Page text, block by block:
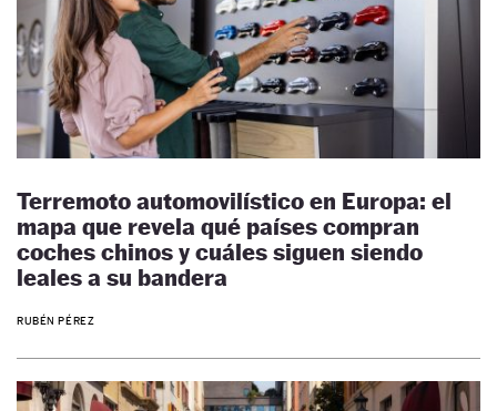
Terremoto automovilístico en Europa: el
mapa que revela qué países compran
coches chinos y cuáles siguen siendo
leales a su bandera
RUBÉN PÉREZ